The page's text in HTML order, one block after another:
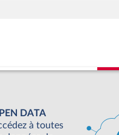
DATA
à toutes